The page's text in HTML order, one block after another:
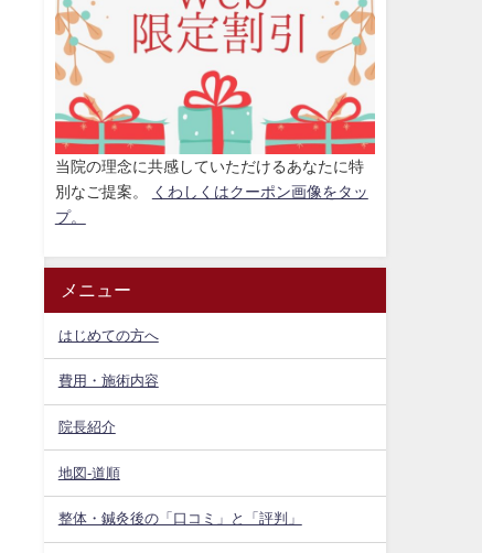
当院の理念に共感していただけるあなたに特
別なご提案。
くわしくはクーポン画像をタッ
プ。
メニュー
はじめての方へ
費用・施術内容
院長紹介
地図-道順
整体・鍼灸後の「口コミ」と「評判」